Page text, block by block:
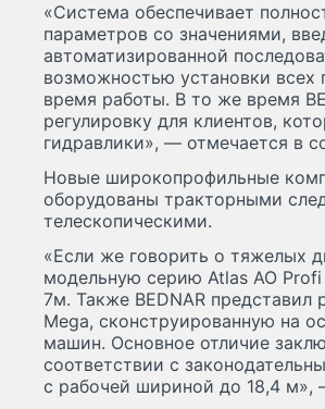
«Система обеспечивает
параметров со значениями,
автоматизированной
возможностью установки всех
время работы. В то же время
регулировку для клиентов,
гидравлики», — отмечается в
Новые широкопрофильные
оборудованы тракторными
телескопическими.
«Если же говорить о тяжелых
модельную серию Atlas AO
7м. Также BEDNAR
Mega, сконструированную на
машин. Основное отличие
соответствии с
с рабочей шириной до 18,4 м»,